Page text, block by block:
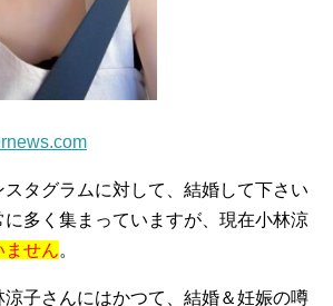
タグラムに対して、結婚して下さい
に多く集まっていますが、現在小林涼
ません。
涼子さんにはかつて、結婚＆妊娠の噂